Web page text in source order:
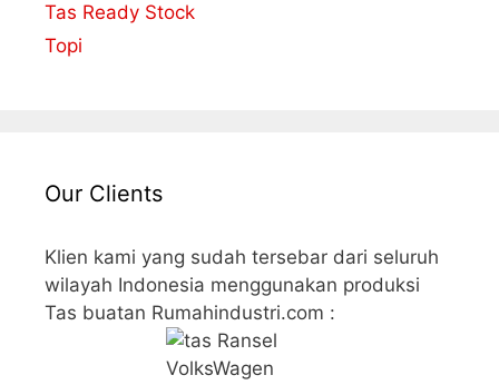
Tas Ready Stock
Topi
Our Clients
Klien kami yang sudah tersebar dari seluruh
wilayah Indonesia menggunakan produksi
Tas buatan Rumahindustri.com :